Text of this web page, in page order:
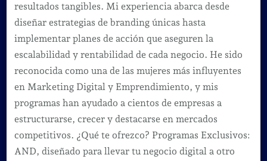
resultados tangibles. Mi experiencia abarca desde
diseñar estrategias de branding únicas hasta
implementar planes de acción que aseguren la
escalabilidad y rentabilidad de cada negocio. He sido
reconocida como una de las mujeres más influyentes
en Marketing Digital y Emprendimiento, y mis
programas han ayudado a cientos de empresas a
estructurarse, crecer y destacarse en mercados
competitivos. ¿Qué te ofrezco? Programas Exclusivos:
AND, diseñado para llevar tu negocio digital a otro